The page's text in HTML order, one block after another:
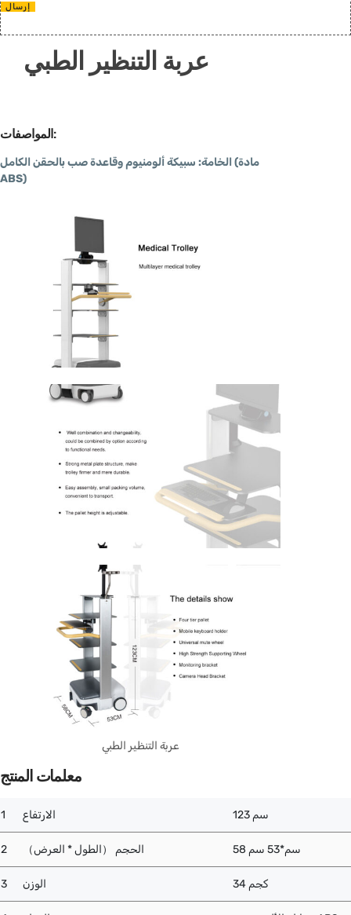
إرسال
عربة التنظير الطبي
المواصفات:
الخامة: سبيكة ألومنيوم وقاعدة صب بالحقن الكامل (مادة
ABS)
عربة التنظير الطبي
معلمات المنتج
1 الارتفاع 123 سم
2 الحجم （الطول * العرض） 58 سم*53 سم
3 الوزن 34 كجم